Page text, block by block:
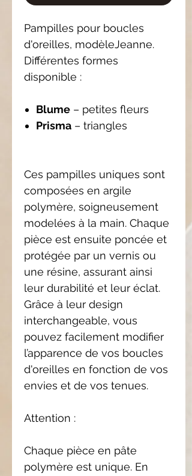
Pampilles pour boucles
d'oreilles, modèleJeanne.
Différentes formes
disponible :
Blume – petites fleurs
Prisma – triangles
Ces pampilles uniques sont
composées en argile
polymère, soigneusement
modelées à la main. Chaque
pièce est ensuite poncée et
protégée par un vernis ou
une résine, assurant ainsi
leur durabilité et leur éclat.
Grâce à leur design
interchangeable, vous
pouvez facilement modifier
l’apparence de vos boucles
d'oreilles en fonction de vos
envies et de vos tenues.
Attention :
Chaque pièce en pâte
polymère est unique. En